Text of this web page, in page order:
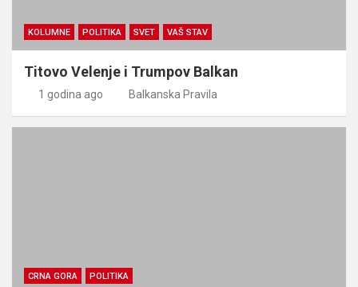
KOLUMNE POLITIKA SVET VAŠ STAV
Titovo Velenje i Trumpov Balkan
1 godina ago Balkanska Pravila
CRNA GORA POLITIKA